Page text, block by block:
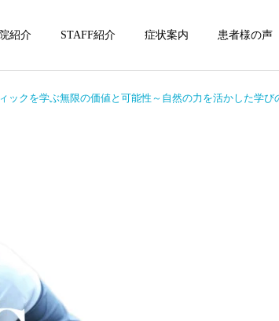
院紹介 STAFF紹介 症状案内 患者様の声
ックを学ぶ無限の価値と可能性～自然の力を活かした学び